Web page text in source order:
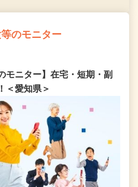
のモニター
モニター】在宅・短期・副
＜愛知県＞